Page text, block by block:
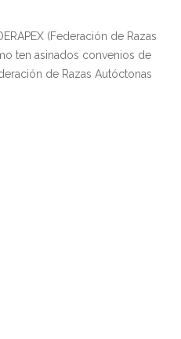
(Federación de Razas
ten asinados convenios de
de Razas Autóctonas